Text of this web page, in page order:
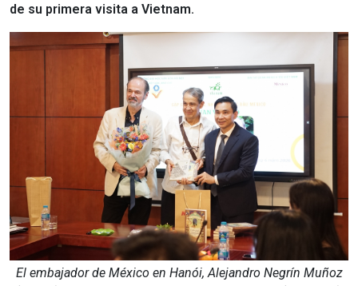
de su primera visita a Vietnam.
El embajador de México en Hanói, Alejandro Negrín Muñoz